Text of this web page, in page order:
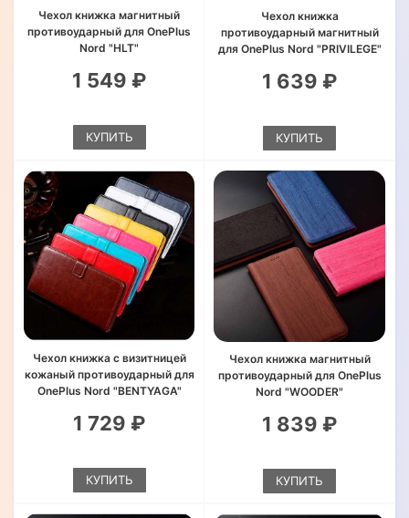
Чехол книжка магнитный
противоударный для OnePlus
Nord "HLT"
1 549 ₽
КУПИТЬ
Чехол книжка
противоударный магнитный
для OnePlus Nord "PRIVILEGE"
1 639 ₽
КУПИТЬ
Чехол книжка с визитницей
кожаный противоударный для
OnePlus Nord "BENTYAGA"
1 729 ₽
КУПИТЬ
Чехол книжка магнитный
противоударный для OnePlus
Nord "WOODER"
1 839 ₽
КУПИТЬ